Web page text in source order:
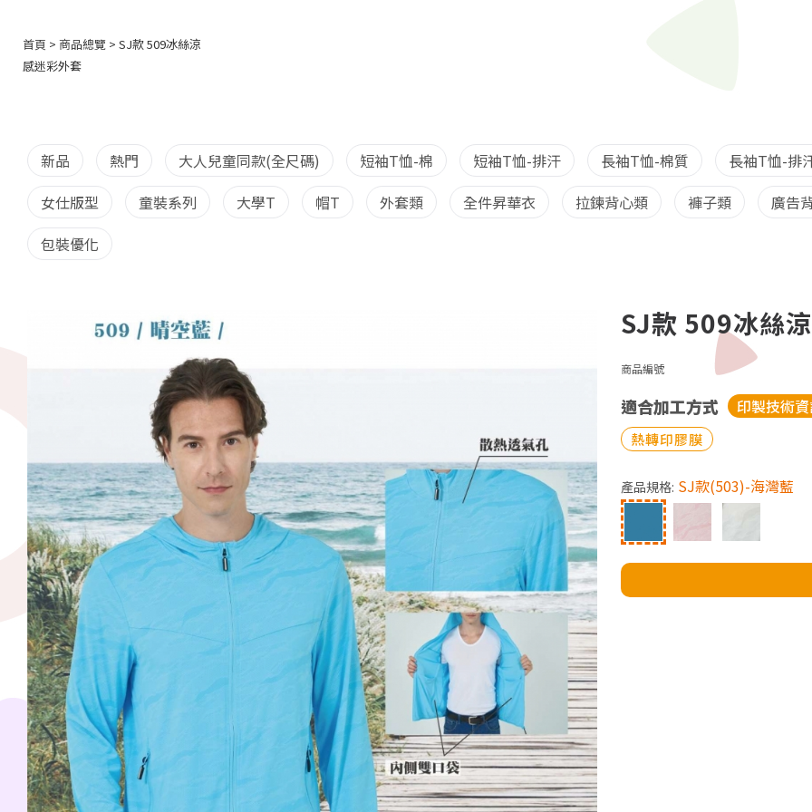
首頁 > 商品總覽 > SJ款 509冰絲涼
感迷彩外套
新品 熱門 大人兒童同款(全尺碼) 短袖T恤-棉 短袖T恤-排汗 長袖T恤-棉質 長袖T恤-排
女仕版型
童裝系列 大學T 帽T 外套類 全件昇華衣 拉鍊背心類 褲子類 廣告
包裝優化
SJ款 509冰絲
商品編號
適合加工方式 印製技術
熱轉印膠膜
產品規格: SJ款(503)-海灣藍